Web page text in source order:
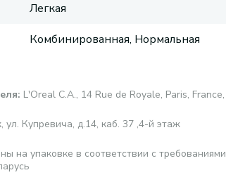
Легкая
Комбинированная, Нормальная
: L'Oreal C.A., 14 Rue de Royale, Paris,
Купревича, д.14, каб. 37 ,4-й этаж
на упаковке в соответствии с требованиями